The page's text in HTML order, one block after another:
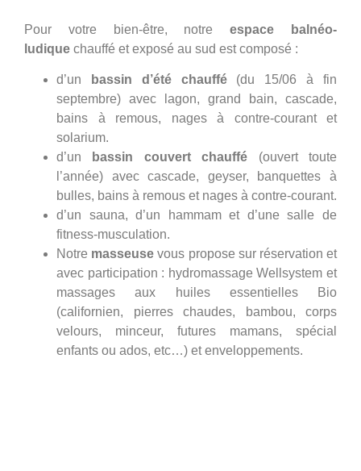
Pour votre bien-être, notreespace balnéo-
ludique chauffé et exposé au sud est composé :
d’un bassin d’été chauffé(du 15/06 à fin
septembre) avec lagon, grand bain, cascade,
bains à remous, nages à contre-courant et
solarium.
d’un
bassin couvert chauffé (ouvert toute
l’année) avec cascade, geyser, banquettes à
bulles, bains à remous et nages à contre-courant.
d’un sauna, d’un hammam et d’une salle de
fitness-musculation.
Notre masseuse vous propose sur réservation et
avec participation : hydromassage Wellsystem et
massages aux huiles essentielles Bio
(californien, pierres chaudes, bambou, corps
velours, minceur, futures mamans, spécial
enfants ou ados, etc…) et enveloppements.